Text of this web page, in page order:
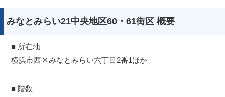
みなとみらい21中央地区60・61街区 概要
■ 所在地
横浜市西区みなとみらい六丁目2番1ほか
■ 階数